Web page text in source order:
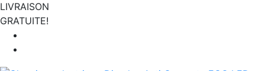
LIVRAISON
GRATUITE!